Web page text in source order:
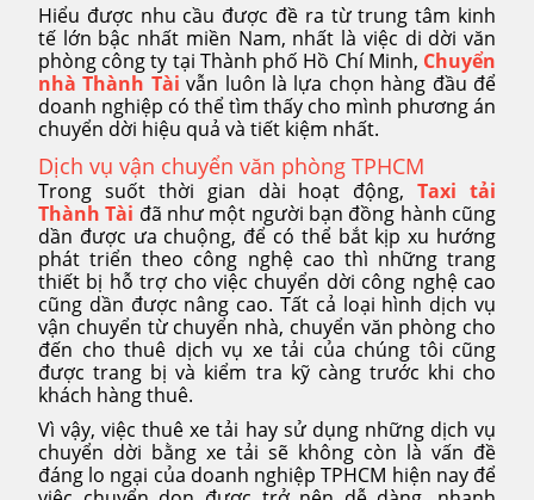
Hiểu được nhu cầu được đề ra từ trung tâm kinh
tế lớn bậc nhất miền Nam, nhất là việc di dời văn
phòng công ty tại Thành phố Hồ Chí Minh, Chuyển
nhà Thành Tài vẫn luôn là lựa chọn hàng đầu để
doanh nghiệp có thể tìm thấy cho mình phương án
chuyển dời hiệu quả và tiết kiệm nhất.
Dịch vụ vận chuyển văn phòng TPHCM
Trong suốt thời gian dài hoạt động,Taxi tải
Thành Tài đã như một người bạn đồng hành cũng
dần được ưa chuộng, để có thể bắt kịp xu hướng
phát triển theo công nghệ cao thì những trang
thiết bị hỗ trợ cho việc chuyển dời công nghệ cao
cũng dần được nâng cao. Tất cả loại hình dịch vụ
vận chuyển từ chuyển nhà, chuyển văn phòng cho
đến cho thuê dịch vụ xe tải của chúng tôi cũng
được trang bị và kiểm tra kỹ càng trước khi cho
khách hàng thuê.
Vì vậy, việc thuê xe tải hay sử dụng những dịch vụ
chuyển dời bằng xe tải sẽ không còn là vấn đề
đáng lo ngại của doanh nghiệp TPHCM hiện nay để